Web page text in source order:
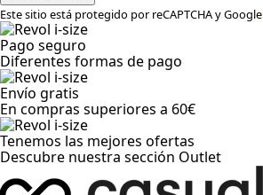
Este sitio está protegido por reCAPTCHA y Google
Pago seguro
Diferentes formas de pago
Envío gratis
En compras superiores a 60€
Tenemos las mejores ofertas
Descubre nuestra sección Outlet